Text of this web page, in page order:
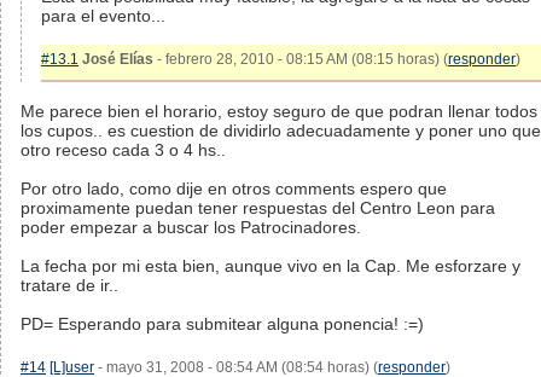
para el evento...
#13.1 José Elías - febrero 28, 2010 - 08:15 AM (08:15 horas) (responder)
Me parece bien el horario, estoy seguro de que podran llenar todos
los cupos.. es cuestion de dividirlo adecuadamente y poner uno que
otro receso cada 3 o 4 hs..
Por otro lado, como dije en otros comments espero que
proximamente puedan tener respuestas del Centro Leon para
poder empezar a buscar los Patrocinadores.
La fecha por mi esta bien, aunque vivo en la Cap. Me esforzare y
tratare de ir..
PD= Esperando para submitear alguna ponencia! :=)
#14 [L]user - mayo 31, 2008 - 08:54 AM (08:54 horas) (responder)